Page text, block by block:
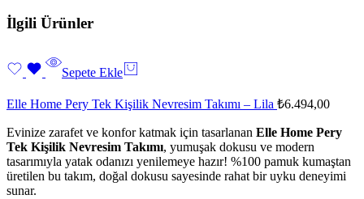
İlgili Ürünler
Sepete Ekle
Elle Home Pery Tek Kişilik Nevresim Takımı – Lila ₺6.494,00
Evinize zarafet ve konfor katmak için tasarlanan Elle Home Pery
Tek Kişilik Nevresim Takımı, yumuşak dokusu ve modern
tasarımıyla yatak odanızı yenilemeye hazır! %100 pamuk kumaştan
üretilen bu takım, doğal dokusu sayesinde rahat bir uyku deneyimi
sunar.